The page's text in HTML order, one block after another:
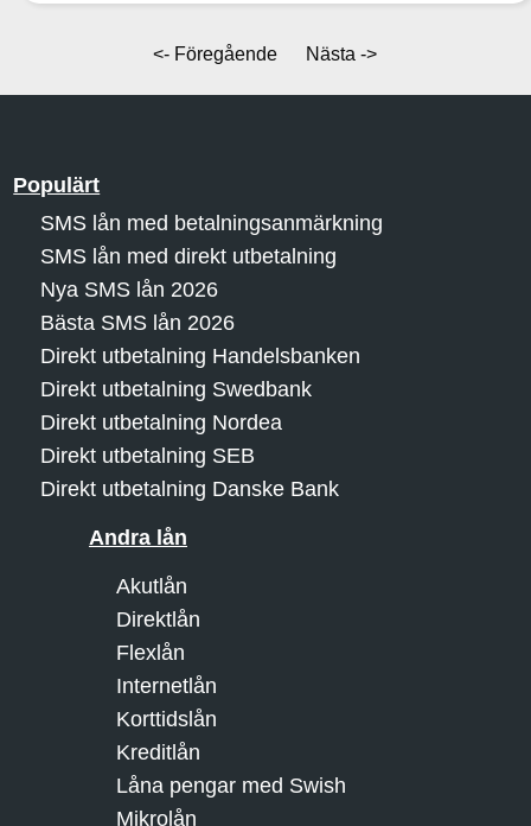
<- Föregående Nästa ->
Populärt
SMS lån med betalningsanmärkning
SMS lån med direkt utbetalning
Nya SMS lån 2026
Bästa SMS lån 2026
Direkt utbetalning Handelsbanken
Direkt utbetalning Swedbank
Direkt utbetalning Nordea
Direkt utbetalning SEB
Direkt utbetalning Danske Bank
Andra lån
Akutlån
Direktlån
Flexlån
Internetlån
Korttidslån
Kreditlån
Låna pengar med Swish
Mikrolån